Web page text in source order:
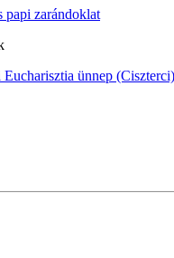
papi zarándoklat
ünnep (Ciszterci)